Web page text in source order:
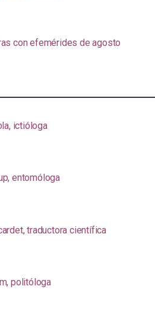
con efemérides de agosto
ictióloga
entomóloga
traductora científica
politóloga